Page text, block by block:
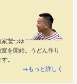
製つゆ
を開始。うどん作り
。
→もっと詳しく